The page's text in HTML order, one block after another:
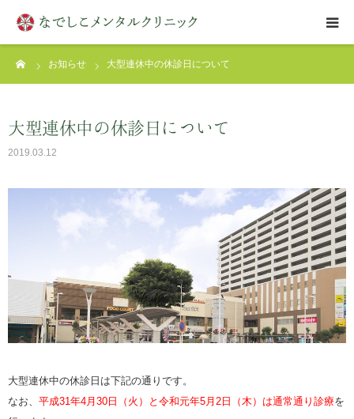
お知らせ 大型連休中の休診日について
大型連休中の休診日について
2019.03.12
大型連休中の休診日は下記の通りです。
なお、 平成31年4月30日（火）と令和元年5月2日（木）は通常通り診療を
はじめての方へ
診療案内